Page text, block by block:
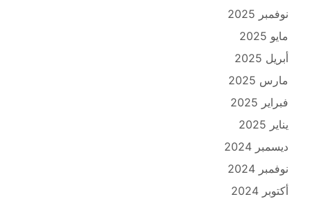
نوفمبر 2025
مايو 2025
أبريل 2025
مارس 2025
فبراير 2025
يناير 2025
ديسمبر 2024
نوفمبر 2024
أكتوبر 2024